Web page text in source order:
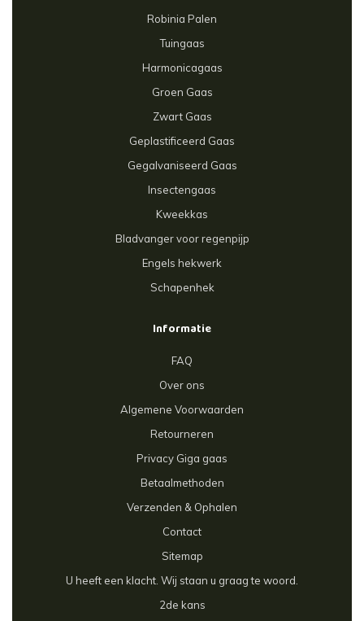
Robinia Palen
Tuingaas
Harmonicagaas
Groen Gaas
Zwart Gaas
Geplastificeerd Gaas
Gegalvaniseerd Gaas
Insectengaas
Kweekkas
Bladvanger voor regenpijp
Engels hekwerk
Schapenhek
Informatie
FAQ
Over ons
Algemene Voorwaarden
Retourneren
Privacy Giga gaas
Betaalmethoden
Verzenden & Ophalen
Contact
Sitemap
U heeft een klacht. Wij staan u graag te woord.
2de kans